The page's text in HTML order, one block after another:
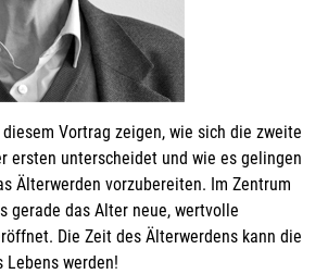
Vortrag zeigen, wie sich die zweite
ersten unterscheidet und wie es gelingen
Älterwerden vorzubereiten. Im Zentrum
gerade das Alter neue, wertvolle
Die Zeit des Älterwerdens kann die
werden!